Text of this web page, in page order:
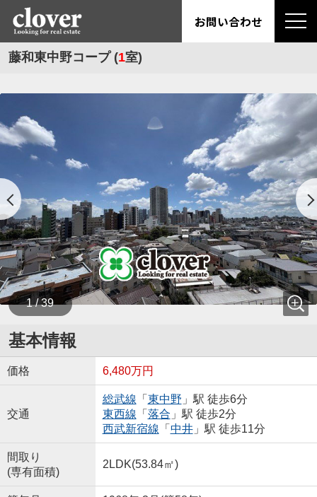
お問い合わせ
藤和東中野コープ (1室)
1 / 39
基本情報
価格 6,480万円
交通
総武線 「 東中野 」駅 徒歩6分
東西線 「 落合 」駅 徒歩2分
西武新宿線 「 中井」駅 徒歩11分
間取り
(専有面積)
2LDK(53.84㎡)